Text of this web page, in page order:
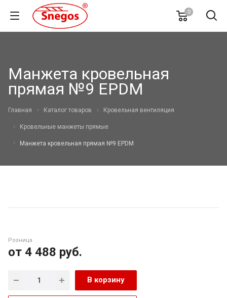
0
Манжета кровельная
прямая №9 EPDM
Главная Каталог товаров Кровельная вентиляция
Кровельные манжеты прямые
Манжета кровельная прямая №9 EPDM
Розница
от 4 488 руб.
В корзину